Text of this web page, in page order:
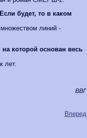
будет, то в каком
множеством линий -
на которой основан весь
лет.
ВВГ
Вперед